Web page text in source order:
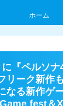
ホーム
に『ペルソ
リーク新作
なる新作ゲ
Game fest＆